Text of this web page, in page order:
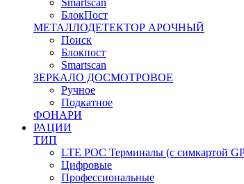
Smartscan
БлокПост
МЕТАЛЛОДЕТЕКТОР АРОЧНЫЙ
Поиск
Блокпост
Smartscan
ЗЕРКАЛО ДОСМОТРОВОЕ
Ручное
Подкатное
ФОНАРИ
РАЦИИ
ТИП
LTE POC Терминалы (с симкартой
Цифровые
Профессиональные